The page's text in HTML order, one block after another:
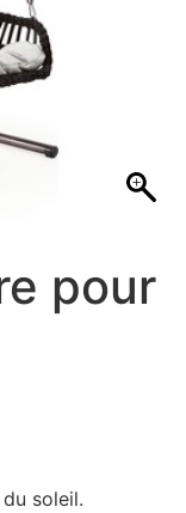
pour
soleil.